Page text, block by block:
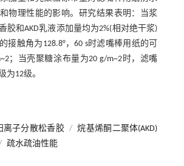
物理性能的影响。研究结果表明：当浆
胶和AKD乳液添加量均为2%(相对绝干浆)
接触角为128.8°，60 s时滤嘴棒用纸的可
；当壳聚糖涂布量为20 g/m~2时，滤嘴
为12级。
离子分散松香胶 / 烷基烯酮二聚体(AKD)
疏水疏油性能